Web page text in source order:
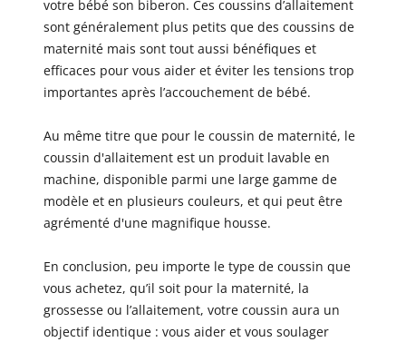
votre bébé son biberon. Ces coussins d’allaitement
sont généralement plus petits que des coussins de
maternité mais sont tout aussi bénéfiques et
efficaces pour vous aider et éviter les tensions trop
importantes après l’accouchement de bébé.
Au même titre que pour le coussin de maternité, le
coussin d'allaitement est un produit lavable en
machine, disponible parmi une large gamme de
modèle et en plusieurs couleurs, et qui peut être
agrémenté d'une magnifique housse.
En conclusion, peu importe le type de coussin que
vous achetez, qu’il soit pour la maternité, la
grossesse ou l’allaitement, votre coussin aura un
objectif identique : vous aider et vous soulager